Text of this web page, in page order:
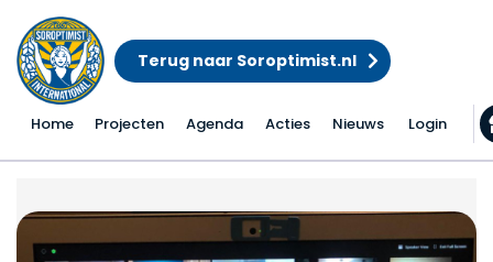
Terug naar Soroptimist.nl
Home Projecten Agenda Acties Nieuws Login
Impressie van het jaar